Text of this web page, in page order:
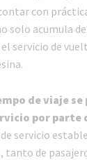
con
solo acumula
servicio de
de viaje se
por parte
servicio
de